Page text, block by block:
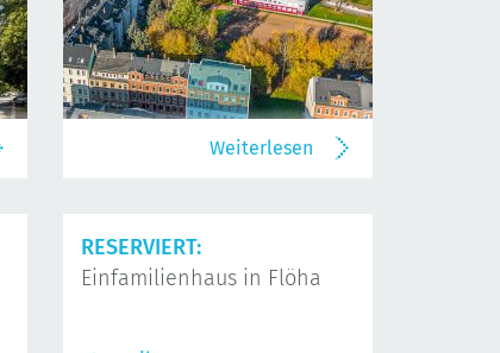
Weiterlesen
RESERVIERT:
Einfamilienhaus in Flöha